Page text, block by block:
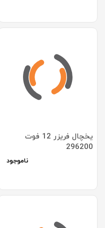
یخچال فریزر 12 فوت
296200
ناموجود